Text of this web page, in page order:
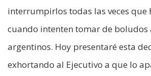
interrumpirlos todas las veces que
cuando intenten tomar de boludos
argentinos. Hoy presentaré esta
exhortando al Ejecutivo a que lo